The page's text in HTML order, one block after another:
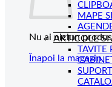
Nu ai niciun
Înapoi la magazin
MAPE
ARTICOLE